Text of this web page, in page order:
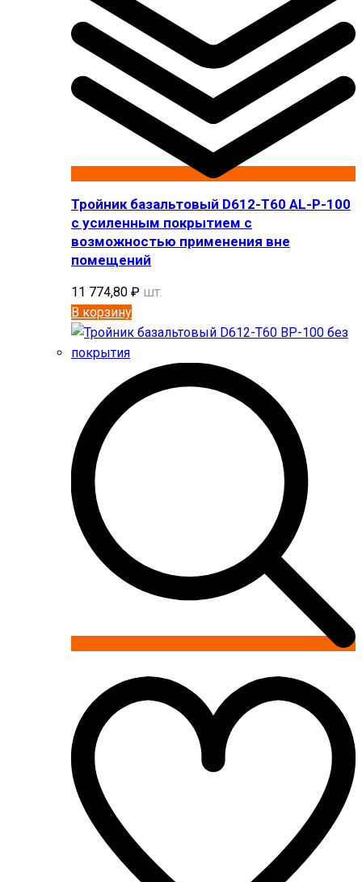
Тройник базальтовый D612-T60 AL-P-100
с усиленным покрытием с
возможностью применения вне
помещений
11 774,80 ₽ шт.
В корзину